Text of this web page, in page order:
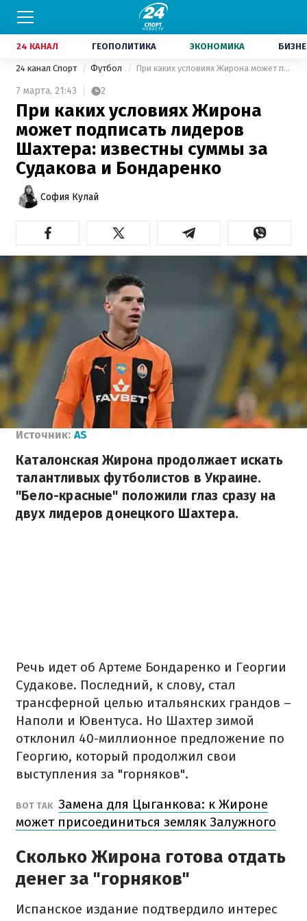
24 КАНАЛ ГЕОПОЛИТИКА ЭКОНОМИКА
24 канал Спорт Футбол При каких условиях Жирона может подписать лидеров Шахтера: известны суммы за Судакова и Бондаренко
7 марта, 21:43 2
При каких условиях Жирона
может подписать лидеров
Шахтера: известны суммы за
Судакова и Бондаренко
София Кулай
Источник: AS
Каталонская Жирона продолжает искать
талантливых футболистов в Украине.
"Бело-красные" положили глаз сразу на
двух лидеров донецкого Шахтера.
Речь идет об Артеме Бондаренко и Георгии
Судакове. Последний, к слову, стал
трансферной целью итальянских грандов –
Наполи и Ювентуса. Но Шахтер зимой
отклонил 40-миллионное предложение по
Георгию, который продолжил свои
выступления за "горняков".
ВОТ ТАК Замена для Цыганкова: к Жироне
может присоединиться земляк Залужного
Сколько Жирона готова отдать
денег за "горняков"
Испанское издание подтвердило интерес